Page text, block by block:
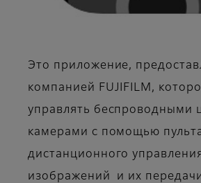
Это приложение,
компанией FUJIFILM,
управлять беспроводными
камерами с помощью
дистанционного
изображений и их